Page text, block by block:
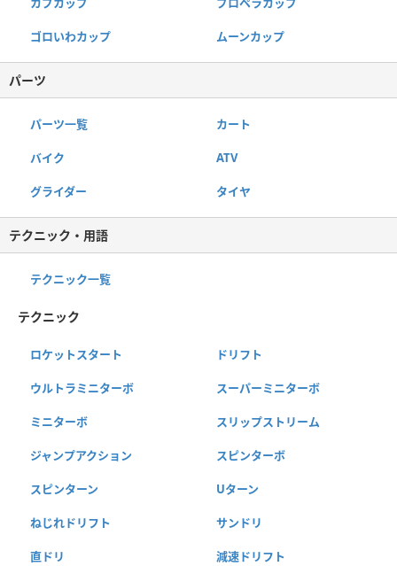
ゴロいわカップ ムーンカップ
パーツ
パーツ一覧 カート
バイク ATV
グライダー タイヤ
テクニック・用語
テクニック一覧
テクニック
ロケットスタート ドリフト
ウルトラミニターボ スーパーミニターボ
ミニターボ スリップストリーム
ジャンプアクション スピンターボ
スピンターン Uターン
ねじれドリフト サンドリ
直ドリ 減速ドリフト